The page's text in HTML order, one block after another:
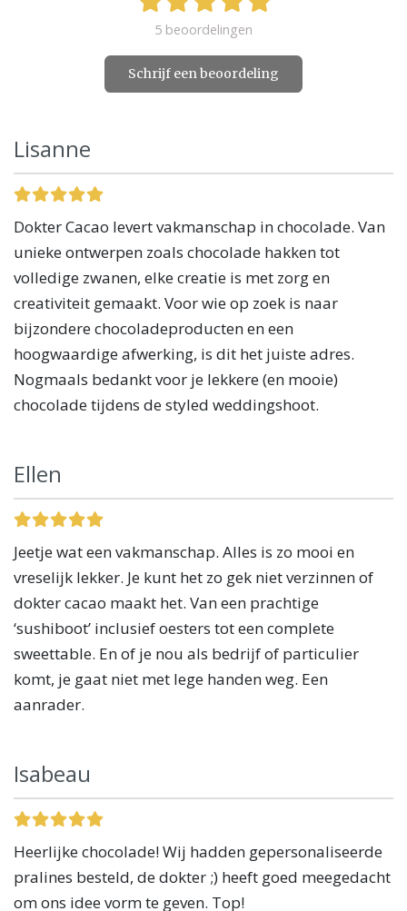
5 beoordelingen
Schrijf een beoordeling
Lisanne
Dokter Cacao levert vakmanschap in chocolade. Van
unieke ontwerpen zoals chocolade hakken tot
volledige zwanen, elke creatie is met zorg en
creativiteit gemaakt. Voor wie op zoek is naar
bijzondere chocoladeproducten en een
hoogwaardige afwerking, is dit het juiste adres.
Nogmaals bedankt voor je lekkere (en mooie)
chocolade tijdens de styled weddingshoot.
Ellen
Jeetje wat een vakmanschap. Alles is zo mooi en
vreselijk lekker. Je kunt het zo gek niet verzinnen of
dokter cacao maakt het. Van een prachtige
‘sushiboot’ inclusief oesters tot een complete
sweettable. En of je nou als bedrijf of particulier
komt, je gaat niet met lege handen weg. Een
aanrader.
Isabeau
Heerlijke chocolade! Wij hadden gepersonaliseerde
pralines besteld, de dokter ;) heeft goed meegedacht
om ons idee vorm te geven. Top!